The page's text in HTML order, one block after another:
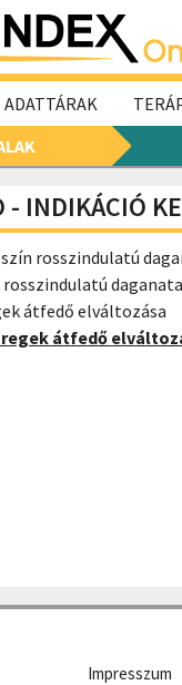
ADATTÁRAK
- INDIKÁCIÓ
rosszindulatú
átfedő elváltozása
átfedő
Impresszum